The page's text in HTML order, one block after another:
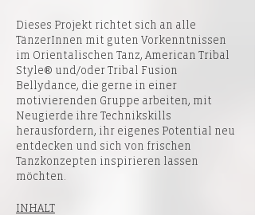
Dieses Projekt richtet sich an alle
TänzerInnen mit guten Vorkenntnissen
im Orientalischen Tanz, American Tribal
Style® und/oder Tribal Fusion
Bellydance, die gerne in einer
motivierenden Gruppe arbeiten, mit
Neugierde ihre Technikskills
herausfordern, ihr eigenes Potential neu
entdecken und sich von frischen
Tanzkonzepten inspirieren lassen
möchten.
INHALT